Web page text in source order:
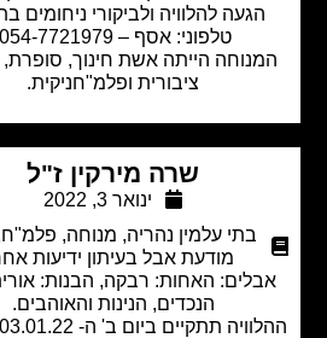
להלוויה ולביקורי ניחומים בתיאום
טלפוני: אסף – 054-7721979.
הייתה אשת חינוך, סופרת, פעילה
ציבורית ופלמ"חניקית.
שרה מירקין ז"ל
ינואר 3, 2022
בתי עלמין נהריה,מנוחה, פלמ"ח,פרסום
מודעת אבל בעיתון ידיעות אחרונות
האחות: רבקה, הבנות: אורית ויעל,
הנכדים, הנינות והאוהבים.
ההלוויה תתקיים ביום ב' ה- 03.01.22, בשעה